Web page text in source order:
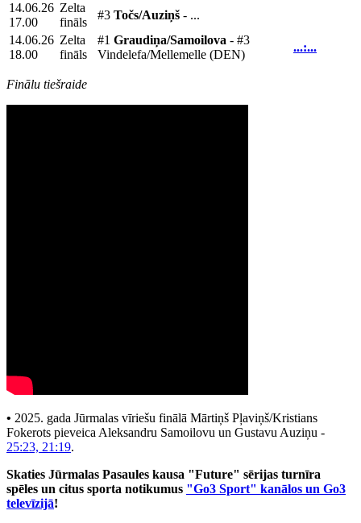
14.06.26
17.00
Zelta
fināls
#3 Točs/Auziņš - ...
14.06.26
18.00
Zelta
fināls
#1 Graudiņa/Samoilova - #3
Vindelefa/Mellemelle (DEN)
...:...
Finālu tiešraide
• 2025. gada Jūrmalas vīriešu finālā Mārtiņš Pļaviņš/Kristians
Fokerots pieveica Aleksandru Samoilovu un Gustavu Auziņu -
25:23, 21:19.
Skaties Jūrmalas Pasaules kausa "Future" sērijas turnīra
spēles un citus sporta notikumus "Go3 Sport" kanālos un Go3
televīzijā!